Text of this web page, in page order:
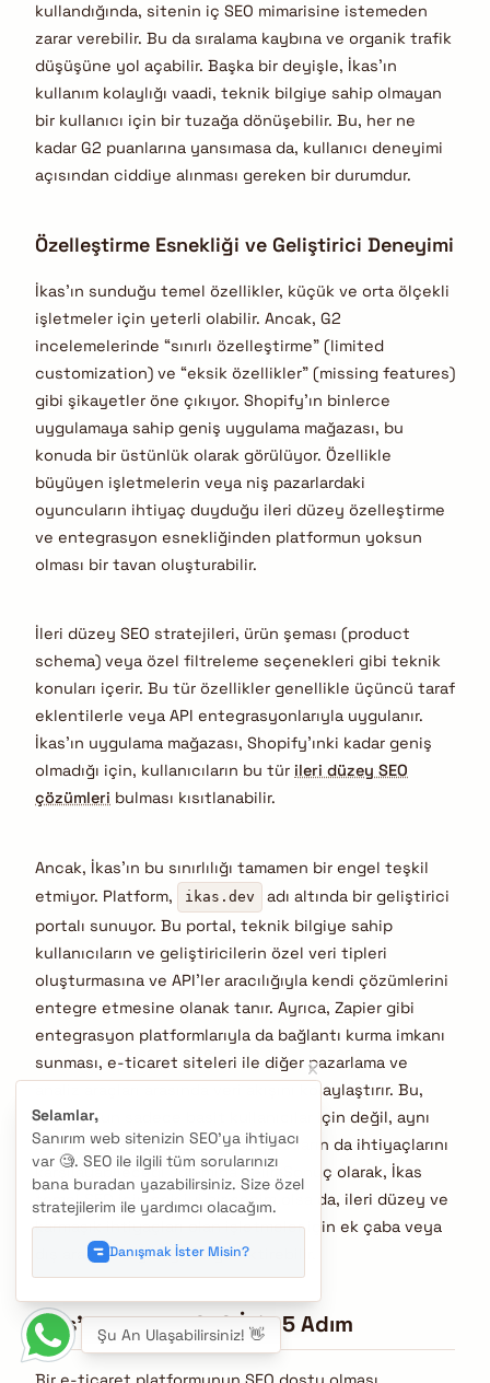
kullandığında, sitenin iç SEO mimarisine istemeden
zarar verebilir. Bu da sıralama kaybına ve organik trafik
düşüşüne yol açabilir. Başka bir deyişle, İkas’ın
kullanım kolaylığı vaadi, teknik bilgiye sahip olmayan
bir kullanıcı için bir tuzağa dönüşebilir. Bu, her ne
kadar G2 puanlarına yansımasa da, kullanıcı deneyimi
açısından ciddiye alınması gereken bir durumdur.
Özelleştirme Esnekliği ve Geliştirici Deneyimi
İkas’ın sunduğu temel özellikler, küçük ve orta ölçekli
işletmeler için yeterli olabilir. Ancak, G2
incelemelerinde “sınırlı özelleştirme” (limited
customization) ve “eksik özellikler” (missing features)
gibi şikayetler öne çıkıyor. Shopify’ın binlerce
uygulamaya sahip geniş uygulama mağazası, bu
konuda bir üstünlük olarak görülüyor. Özellikle
büyüyen işletmelerin veya niş pazarlardaki
oyuncuların ihtiyaç duyduğu ileri düzey özelleştirme
ve entegrasyon esnekliğinden platformun yoksun
olması bir tavan oluşturabilir.
İleri düzey SEO stratejileri, ürün şeması (product
schema) veya özel filtreleme seçenekleri gibi teknik
konuları içerir. Bu tür özellikler genellikle üçüncü taraf
eklentilerle veya API entegrasyonlarıyla uygulanır.
İkas’ın uygulama mağazası, Shopify’ınki kadar geniş
olmadığı için, kullanıcıların bu tür ileri düzey SEO
çözümleri bulması kısıtlanabilir.
Ancak, İkas’ın bu sınırlılığı tamamen bir engel teşkil
etmiyor. Platform,
ikas.dev
adı altında bir geliştirici
portalı sunuyor. Bu portal, teknik bilgiye sahip
kullanıcıların ve geliştiricilerin özel veri tipleri
oluşturmasına ve API’ler aracılığıyla kendi çözümlerini
entegre etmesine olanak tanır. Ayrıca, Zapier gibi
entegrasyon platformlarıyla da bağlantı kurma imkanı
sunması, e-ticaret siteleri ile diğer pazarlama ve
analiz araçları arasında veri akışını kolaylaştırır. Bu,
platformun sadece basit kullanıcılar için değil, aynı
zamanda teknik bilgiye sahip olanların da ihtiyaçlarını
karşılayabileceği anlamına gelir. Sonuç olarak, İkas
temel SEO için çok iyi bir seçim olsa da, ileri düzey ve
karmaşık ihtiyaçları olan işletmeler için ek çaba veya
dış araç entegrasyonu gerektirebilir.
İkas’ta Başarılı SEO İçin 5 Adım
Selamlar,
Sanırım web sitenizin SEO'ya ihtiyacı
var 🧐. SEO ile ilgili tüm sorularınızı
bana buradan yazabilirsiniz. Size özel
stratejilerim ile yardımcı olacağım.
Danışmak İster Misin?
Şu An Ulaşabilirsiniz! 👋